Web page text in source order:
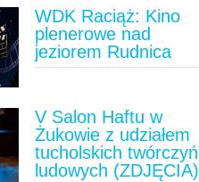
WDK Raciąż: Kino
plenerowe nad
jeziorem Rudnica
V Salon Haftu w
Żukowie z udziałem
tucholskich twórczyń
ludowych (ZDJĘCIA)